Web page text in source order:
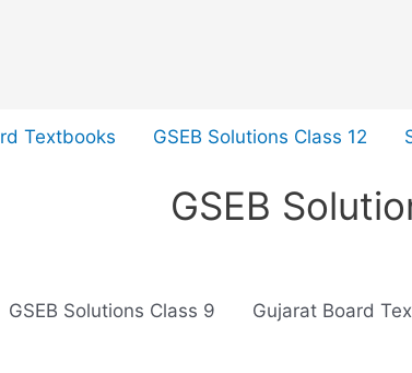
Textbooks GSEB Solutions Class 12
GSEB
GSEB Solutions Class 9 Gujarat Board